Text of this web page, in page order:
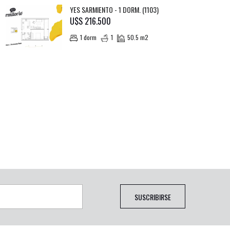
YES SARMIENTO - 1 DORM. (1103)
U$S 216.500
1 dorm 1 50.5 m2
SUSCRIBIRSE